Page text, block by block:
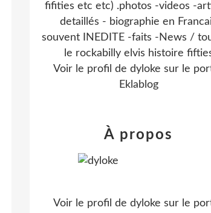
fifities etc etc) .photos -videos -
detaillés - biographie en
souvent INEDITE -faits -News /
le rockabilly elvis histoire
Voir le profil de dyloke sur le
Eklablog
À propos
Voir le profil de dyloke sur le